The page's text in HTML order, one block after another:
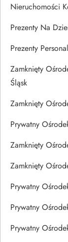
Nieruchomości
Prezenty Na
Prezenty
Zamknięty
Śląsk
Zamknięty
Prywatny
Zamknięty
Zamknięty
Prywatny
Prywatny
Prywatny